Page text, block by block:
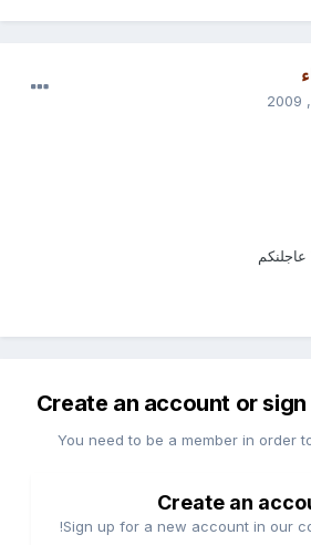
Create an account or
You need to be a member in order
Create an
Sign up for a new account in our